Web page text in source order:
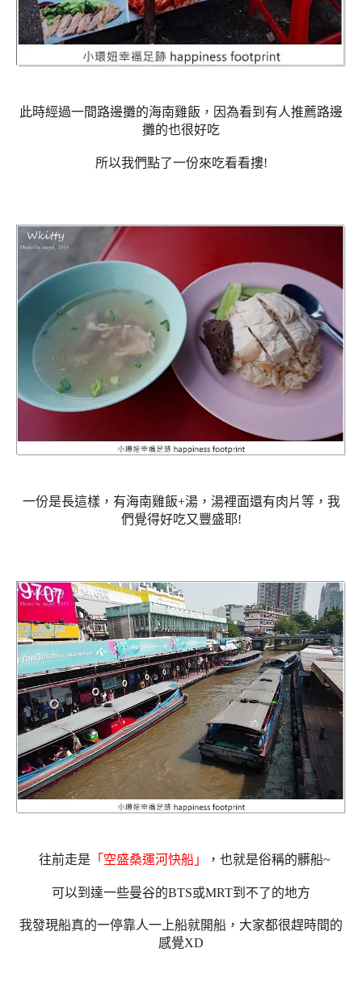
此時經過一間路邊攤的海南雞飯，因為看到有人推薦路邊
攤的也很好吃
所以我們點了一份來吃看看摟!
一份是長這樣，有海南雞飯+湯，湯裡面還有肉片等，我
們覺得好吃又豐盛耶!
往前走是 「空盛桑運河快船」 ，也就是俗稱的髒船~
可以到達一些曼谷的BTS或MRT到不了的地方
我發現船真的一停靠人一上船就開船，大家都很趕時間的
感覺XD